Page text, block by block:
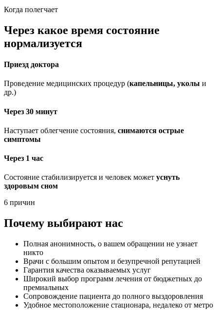
Когда полегчает
Через какое время состояние
нормализуется
Приезд доктора
Проведение медицинских процедур (капельницы, уколы и
др.)
Через 30 минут
Наступает облегчение состояния, снимаются острые
симптомы
Через 1 час
Состояние стабилизируется и человек может уснуть
здоровым сном
6 причин
Почему выбирают нас
Полная анонимность, о вашем обращении не узнает
никто
Врачи с большим опытом и безупречной репутацией
Гарантия качества оказываемых услуг
Широкий выбор программ лечения от бюджетных до
премиальных
Сопровождение пациента до полного выздоровления
Удобное местоположение стационара, недалеко от метро